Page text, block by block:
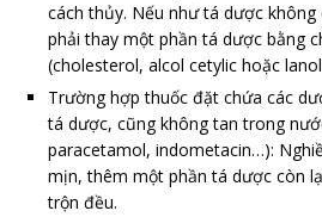
cách thủy. Nếu như tá dược
phải thay một phần tá dược bằng
(cholesterol, alcol cetylic hoặc
Trường hợp thuốc đặt chứa các
tá dược, cũng không tan trong
paracetamol, indometacin…):
mịn, thêm một phần tá dược còn
trộn đều.